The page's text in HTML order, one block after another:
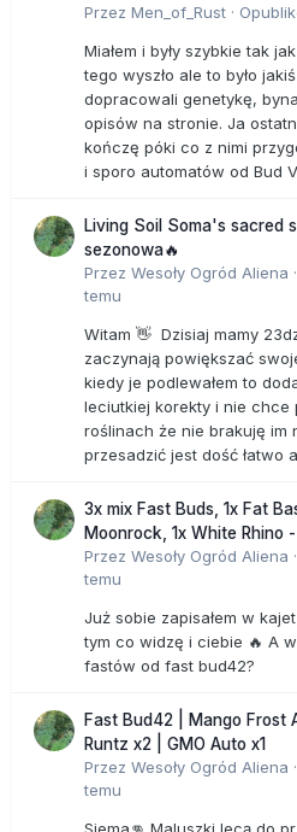
Przez Men_of_Rust ·
Miałem i były szybkie tak
tego wyszło ale to było
dopracowali genetykę,
opisów na stronie. Ja
kończę póki co z nimi
i sporo automatów od Bud
Living Soil Soma's sacred
sezonowa🔥
Przez Wesoły Ogród Aliena ·
temu
Witam 👋 Dzisiaj mamy
zaczynają powiększać
kiedy je podlewałem to
leciutkiej korekty i nie chce
roślinach że nie brakuję im
przesadzić jest dość łatwo
3x mix Fast Buds, 1x Fat
Moonrock, 1x White Rhino
Przez Wesoły Ogród Aliena ·
temu
Już sobie zapisałem w
tym co widzę i ciebie 🔥 A
fastów od fast bud42?
Fast Bud42 | Mango Frost
Runtz x2 | GMO Auto x1
Przez Wesoły Ogród Aliena ·
temu
Siema👊 Maluszki lecą do